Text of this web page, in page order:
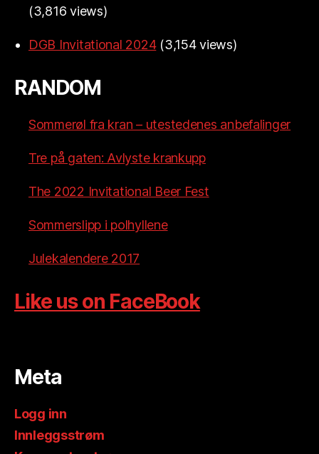
(3,816 views)
DGB Invitational 2024 (3,154 views)
RANDOM
Sommerøl fra kran – utestedenes anbefalinger
Tre på gaten: Avlyste krankupp
The 2022 Invitational Beer Fest
Sommerslipp i polhyllene
Julekalendere 2017
Like us on FaceBook
Meta
Logg inn
Innleggsstrøm